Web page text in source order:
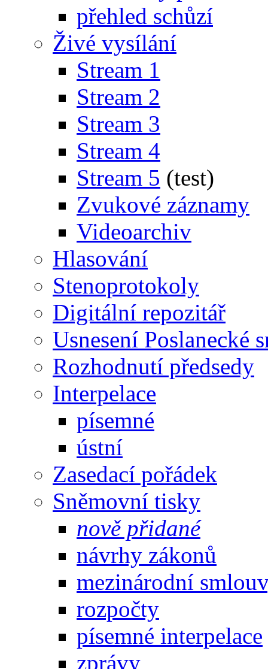
přehled schůzí
Živé vysílání
Stream 1
Stream 2
Stream 3
Stream 4
Stream 5 (test)
Zvukové záznamy
Videoarchiv
Hlasování
Stenoprotokoly
Digitální repozitář
Usnesení Poslanecké
Rozhodnutí předsedy
Interpelace
písemné
ústní
Zasedací pořádek
Sněmovní tisky
nově přidané
návrhy zákonů
mezinárodní
rozpočty
písemné interpelace
zprávy